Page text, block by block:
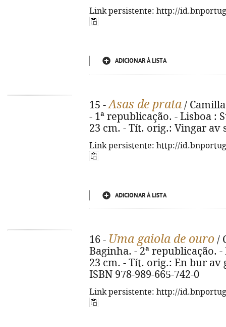
Link persistente: http://
ADICIONAR À LISTA
15 -Asas de prata /
- 1ª republicação. - Lisboa :
23 cm. - Tít. orig.: Vingar av
Link persistente: http://
ADICIONAR À LISTA
16 - Uma gaiola de ouro /
Baginha. - 2ª republicação. -
23 cm. - Tít. orig.: En bur av
ISBN 978-989-665-742-0
Link persistente: http://